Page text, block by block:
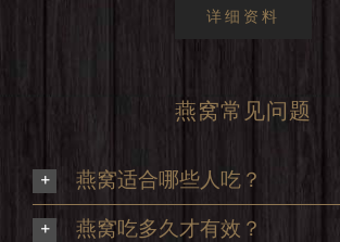
详细资料
燕窝常见问题
燕窝适合哪些人吃？
燕窝吃多久才有效？